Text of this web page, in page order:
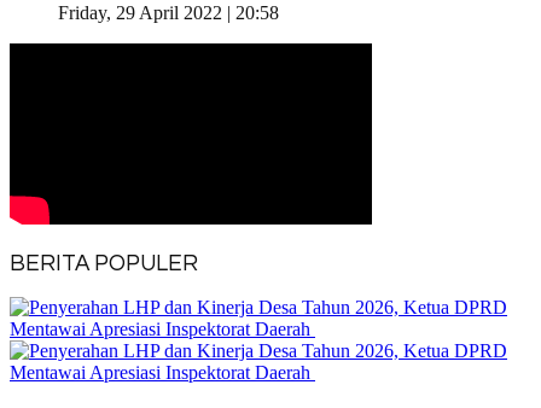
Friday, 29 April 2022 | 20:58
BERITA POPULER